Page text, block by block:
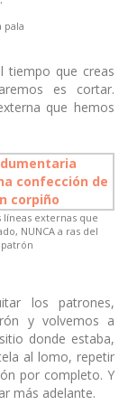
pala
tiempo que creas
es cortar.
que hemos
externas que
NUNCA a ras del
patrón
los patrones,
y volvemos a
donde estaba,
al lomo, repetir
por completo. Y
más adelante.